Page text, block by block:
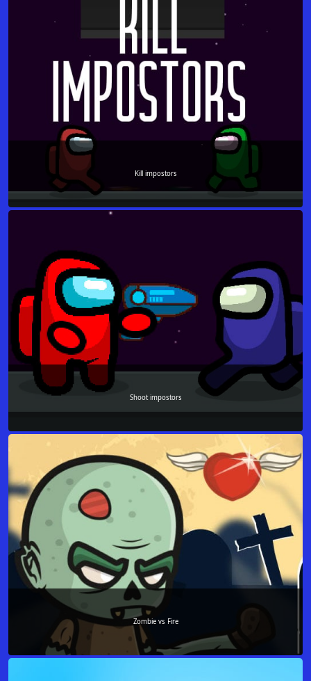
Kill impostors
Shoot impostors
Zombie vs Fire